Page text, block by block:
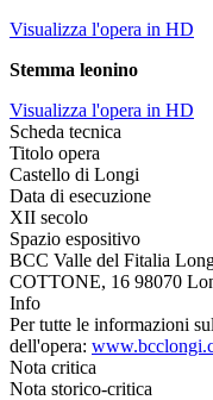
Visualizza l'opera in HD
Stemma leonino
Visualizza l'opera in HD
Scheda tecnica
Titolo opera
Castello di Longi
Data di esecuzione
XII secolo
Spazio espositivo
BCC Valle del Fitalia
COTTONE, 16 98070
Info
Per tutte le informazioni
dell'opera:
Nota critica
Nota storico-critica